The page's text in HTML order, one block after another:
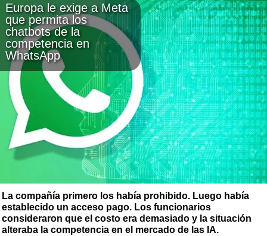
Europa le exige a Meta
que permita los
chatbots de la
competencia en
WhatsApp
La compañía primero los había prohibido. Luego había
establecido un acceso pago. Los funcionarios
consideraron que el costo era demasiado y la situación
alteraba la competencia en el mercado de las IA.